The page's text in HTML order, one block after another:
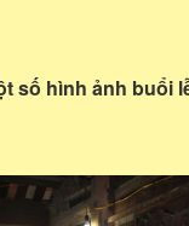
số hình ảnh buổi